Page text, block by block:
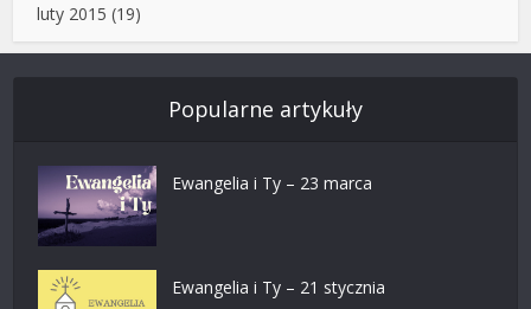
luty 2015 (19)
Popularne artykuły
Ewangelia i Ty – 23 marca
Ewangelia i Ty – 21 stycznia